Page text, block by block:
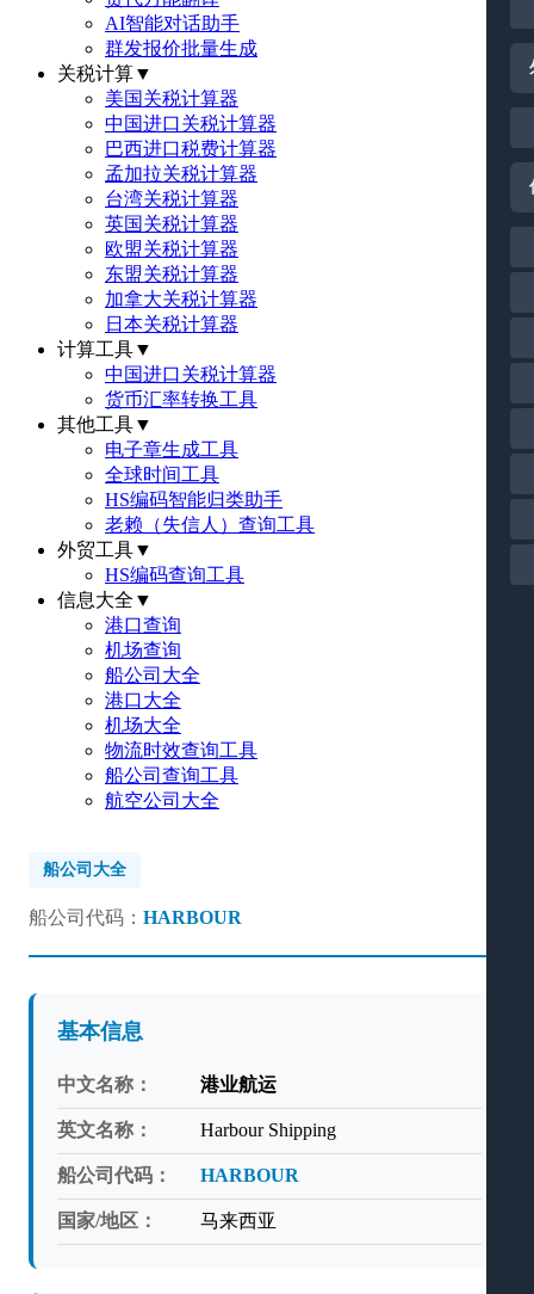
AI智能对话助手
群发报价批量生成
关税计算▼
美国关税计算器
中国进口关税计算器
巴西进口税费计算器
孟加拉关税计算器
台湾关税计算器
英国关税计算器
欧盟关税计算器
东盟关税计算器
加拿大关税计算器
日本关税计算器
计算工具▼
中国进口关税计算器
货币汇率转换工具
其他工具▼
电子章生成工具
全球时间工具
HS编码智能归类助手
老赖（失信人）查询工具
外贸工具▼
HS编码查询工具
信息大全 ▼
港口查询
机场查询
船公司大全
港口大全
机场大全
物流时效查询工具
船公司查询工具
航空公司大全
船公司大全
船公司代码： HARBOUR
基本信息
中文名称： 港业航运
英文名称： Harbour Shipping
船公司代码： HARBOUR
国家/地区： 马来西亚